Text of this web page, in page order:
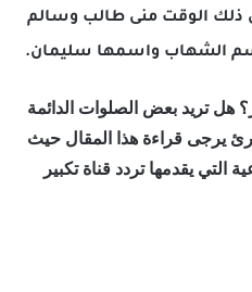
ذلك الوقت منى طالب وسالم
الشهاب واسمها سليمان.
هل تريد بعض الصلوات الدائمة
يرجى قراءة هذا المقال حيث
يقدمها تردد قناة تكبير